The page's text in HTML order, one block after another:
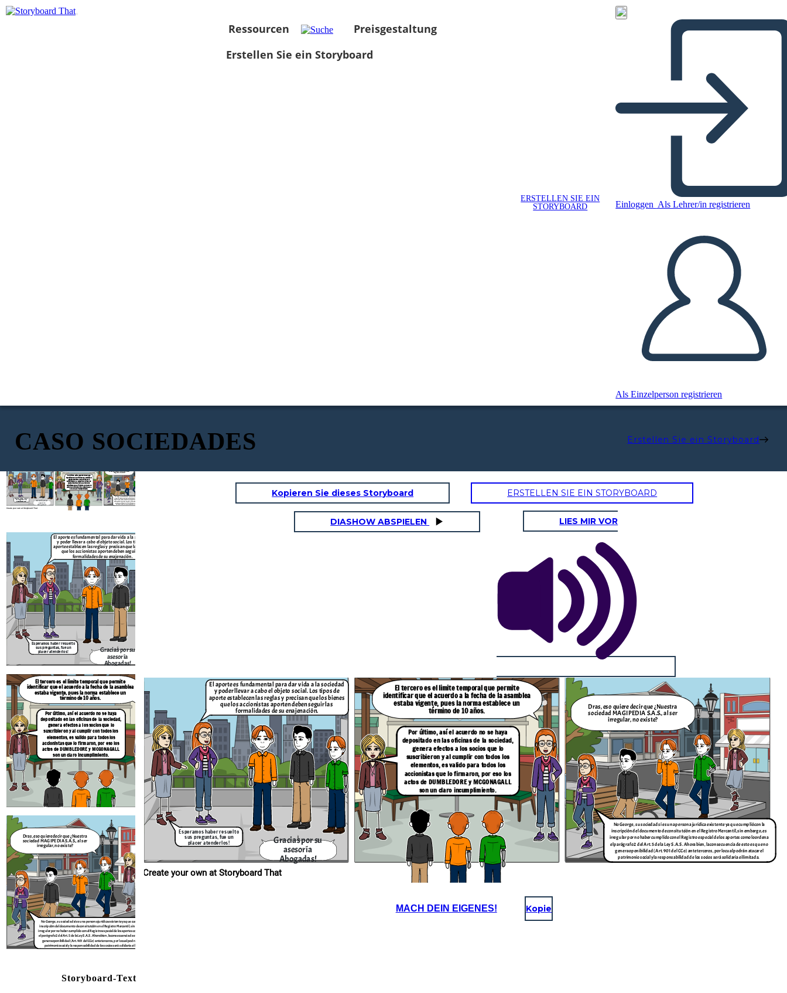
Ressourcen
Preisgestaltung
Erstellen Sie ein Storyboard
ERSTELLEN SIE EIN
STORYBOARD
Einloggen Als Lehrer/in registrieren
Als Einzelperson registrieren
CASO SOCIEDADES Erstellen Sie ein Storyboard
Create your own at Storyboard That
Por último, así el acuerdo no se haya
depositado en las oficinas de la sociedad,
genera efectos a los socios que lo
suscribieron y al cumplir con todos los
elementos, es valido para todos los
accionistas que lo firmaron, por eso los
actos de
DUMBLEDORE y MCGONAGALL
son un claro incumplimiento.
Gracias por su
asesoría
Abogadas!
irregular, no existe?
No George, su sociedad sí es una persona jurídica existente ya que cumplió con la
irregular por no haber cumplido con el Registro especial de los aportes como lo ordena
el parágrafo 2 del Art. 5 de la Ley S.A.S. Ahora bien, la consecuencia de esto es que no
patrimonio social y la responsabilidad de los socios será solidaria e ilimitada.
Esperamos haber resuelto
sus preguntas, fue un
placer atenderlos!
Create your own at Storyboard That
Gracias por su
asesoría
Abogadas!
El aporte es fundamental para dar vida a la sociedad
y poder llevar a cabo el objeto social. Los tipos de
aporte establecen las reglas y precisan que los bienes
que los accionistas aporten deben seguir las
formalidades de su enajenación.
Esperamos haber resuelto
sus preguntas, fue un
placer atenderlos!
El tercero es el limite temporal que permite
identificar que el acuerdo a la fecha de la asamblea
estaba vigente, pues la norma establece un
término de 10 años.
Por último, así el acuerdo no se haya
depositado en las oficinas de la sociedad,
genera efectos a los socios que lo
suscribieron y al cumplir con todos los
elementos, es valido para todos los
accionistas que lo firmaron, por eso los
actos de
DUMBLEDORE y MCGONAGALL
son un claro incumplimiento.
Dras, eso quiere decir que ¿Nuestra
sociedad MAGIPEDIA S.A.S., al ser
irregular, no existe?
No George, su sociedad sí es una persona jurídica existente ya que cumplió con la
inscripción del documento de consitutción en el Registro Mercantil, sin embargo, es
irregular por no haber cumplido con el Registro especial de los aportes como lo ordena
el parágrafo 2 del Art. 5 de la Ley S.A.S. Ahora bien, la consecuencia de esto es que no
genera oponibilidad (Art. 901 del CCo) ante terceros, por lo cual podrán atacar el
patrimonio social y la responsabilidad de los socios será solidaria e ilimitada.
Dras, eso quiere decir que ¿Nuestra
sociedad MAGIPEDIA S.A.S., al ser
irregular, no existe?
No George, su sociedad sí es una persona jurídica existente ya que cumplió con la
inscripción del documento de consitutción en el Registro Mercantil, sin embargo, es
irregular por no haber cumplido con el Registro especial de los aportes como lo ordena
el parágrafo 2 del Art. 5 de la Ley S.A.S. Ahora bien, la consecuencia de esto es que no
genera oponibilidad (Art. 901 del CCo) ante terceros, por lo cual podrán atacar el
patrimonio social y la responsabilidad de los socios será solidaria e ilimitada.
Kopieren Sie dieses Storyboard ERSTELLEN SIE EIN STORYBOARD
DIASHOW ABSPIELEN LIES MIR VOR
Create your own at Storyboard That
El tercero es el limite temporal que permite
identificar que el acuerdo a la fecha de la asamblea
estaba vigente, pues la norma establece un
término de 10 años.
Por último, así el acuerdo no se haya
depositado en las oficinas de la sociedad,
genera efectos a los socios que lo
suscribieron y al cumplir con todos los
elementos, es valido para todos los
accionistas que lo firmaron, por eso los
actos de
DUMBLEDORE y MCGONAGALL
son un claro incumplimiento.
Gracias por su
asesoría
Abogadas!
Dras, eso quiere decir que ¿Nuestra
sociedad MAGIPEDIA S.A.S., al ser
irregular, no existe?
No George, su sociedad sí es una persona jurídica existente ya que cumplió con la
inscripción del documento de consitutción en el Registro Mercantil, sin embargo, es
irregular por no haber cumplido con el Registro especial de los aportes como lo ordena
el parágrafo 2 del Art. 5 de la Ley S.A.S. Ahora bien, la consecuencia de esto es que no
genera oponibilidad (Art. 901 del CCo) ante terceros, por lo cual podrán atacar el
patrimonio social y la responsabilidad de los socios será solidaria e ilimitada.
El aporte es fundamental para dar vida a la sociedad
y poder llevar a cabo el objeto social. Los tipos de
aporte establecen las reglas y precisan que los bienes
que los accionistas aporten deben seguir las
formalidades de su enajenación.
Esperamos haber resuelto
sus preguntas, fue un
placer atenderlos!
MACH DEIN EIGENES! Kopie
Storyboard-Text